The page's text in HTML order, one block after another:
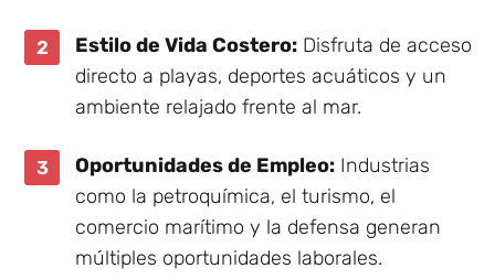
Estilo de Vida Costero: Disfruta de acceso
directo a playas, deportes acuáticos y un
ambiente relajado frente al mar.
Oportunidades de Empleo: Industrias
como la petroquímica, el turismo, el
comercio marítimo y la defensa generan
múltiples oportunidades laborales.